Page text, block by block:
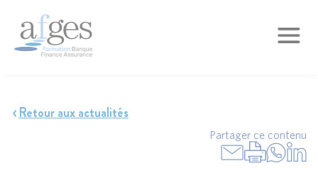
Retour aux actualités
Partager ce contenu